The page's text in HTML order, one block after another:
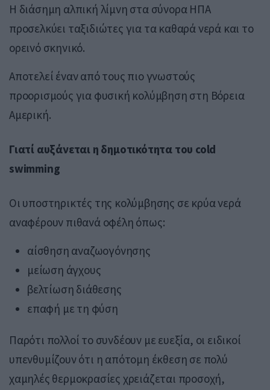
Η διάσημη αλπική λίμνη στα σύνορα ΗΠΑ
προσελκύει ταξιδιώτες για τα καθαρά νερά και το
ορεινό σκηνικό.
Αποτελεί έναν από τους πιο γνωστούς
προορισμούς για φυσική κολύμβηση στη Βόρεια
Αμερική.
Γιατί αυξάνεται η δημοτικότητα του cold
swimming
Οι υποστηρικτές της κολύμβησης σε κρύα νερά
αναφέρουν πιθανά οφέλη όπως:
αίσθηση αναζωογόνησης
μείωση άγχους
βελτίωση διάθεσης
επαφή με τη φύση
Παρότι πολλοί το συνδέουν με ευεξία, οι ειδικοί
υπενθυμίζουν ότι η απότομη έκθεση σε πολύ
χαμηλές θερμοκρασίες χρειάζεται προσοχή,